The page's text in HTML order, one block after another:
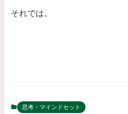
それでは。
思考・マインドセット